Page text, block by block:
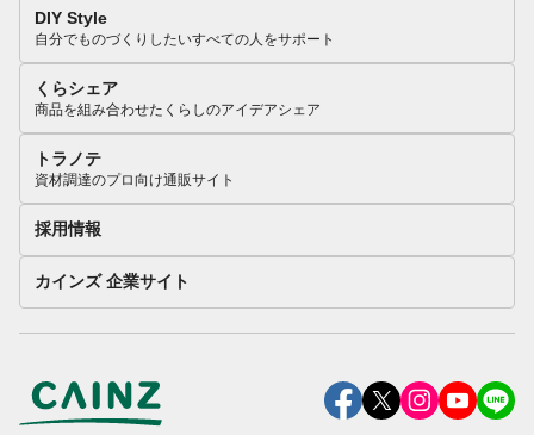
DIY Style
自分でものづくりしたいすべての人をサポート
くらシェア
商品を組み合わせたくらしのアイデアシェア
トラノテ
資材調達のプロ向け通販サイト
採用情報
カインズ 企業サイト